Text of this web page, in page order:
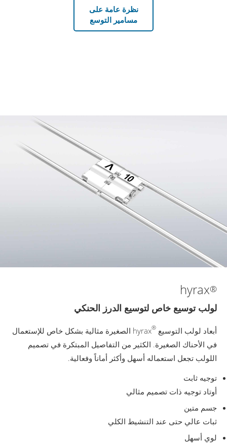
نظرة عامة على
مسامير التوسع
®
hyrax
لولب توسيع خاص لتوسيع الدرز الحنكي
أبعاد لولب التوسيع ®
hyrax الصغيرة مثالية بشكل خاص للإستعمال
في الأحناك الصغيرة. الكثير من التفاصيل المبتكرة في تصميم
اللولب تجعل استعماله أسهل وأكثر أماناً وفعالية.
توجيه ثابت
أوتاد توجيه ذات تصميم مثالي
جسم متين
ثبات عالي حتى عند التنشيط الكلي
لوي أسهل